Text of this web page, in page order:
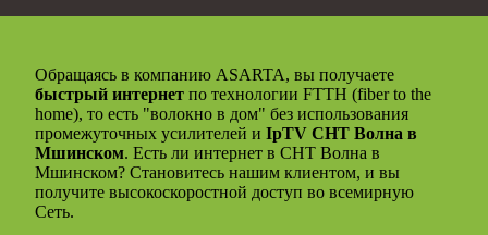
Обращаясь в компанию ASARTA, вы получаете
быстрый интернет по технологии FTTH (fiber to the
home), то есть "волокно в дом" без использования
промежуточных усилителей и IpTV СНТ Волна в
Мшинском. Есть ли интернет в СНТ Волна в
Мшинском? Становитесь нашим клиентом, и вы
получите высокоскоростной доступ во всемирную
Сеть.